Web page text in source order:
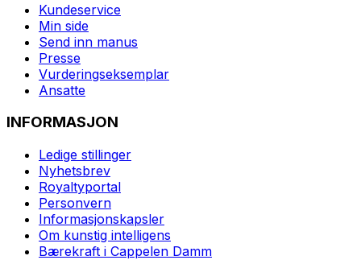
Kundeservice
Min side
Send inn manus
Presse
Vurderingseksemplar
Ansatte
INFORMASJON
Ledige stillinger
Nyhetsbrev
Royaltyportal
Personvern
Informasjonskapsler
Om kunstig intelligens
Bærekraft i Cappelen Damm